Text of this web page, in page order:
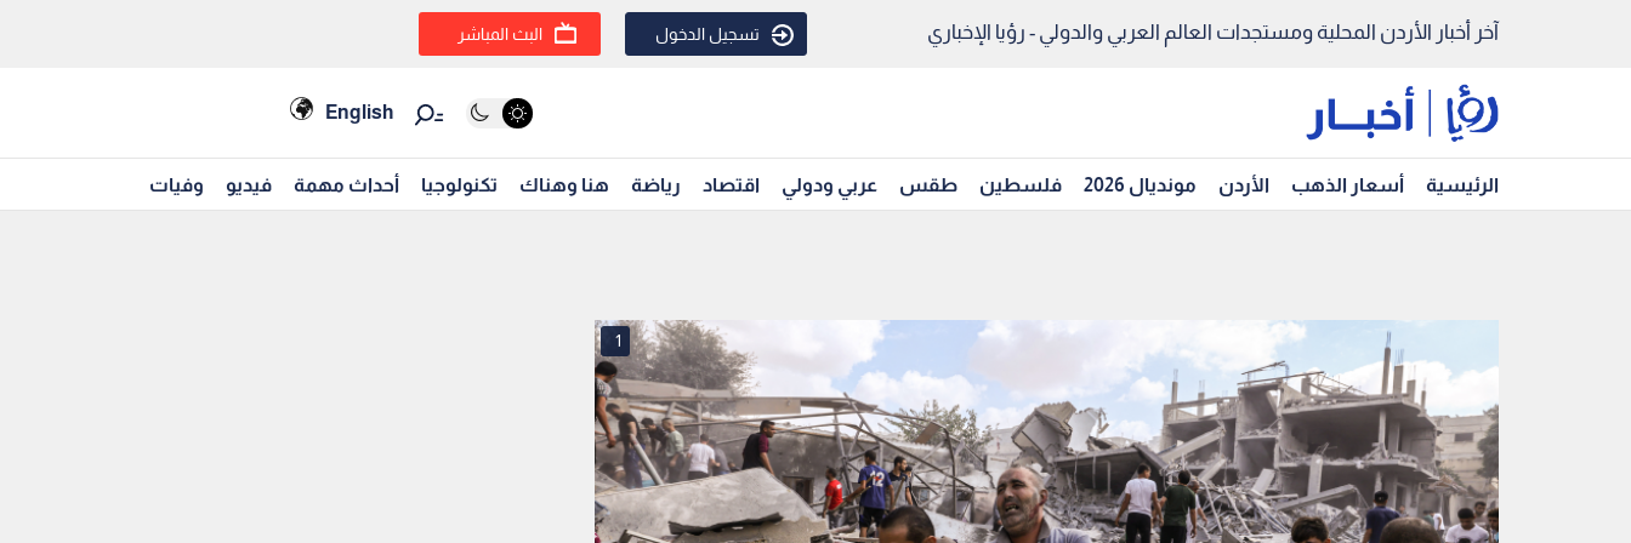
آخر أخبار الأردن المحلية ومستجدات العالم العربي والدولي - رؤيا الإخباري تسجيل الدخول البث المباشر
English
الرئيسية أسعار الذهب الأردن مونديال 2026 فلسطين طقس عربي ودولي اقتصاد رياضة هنا وهناك تكنولوجيا أحداث مهمة فيديو وفيات
1